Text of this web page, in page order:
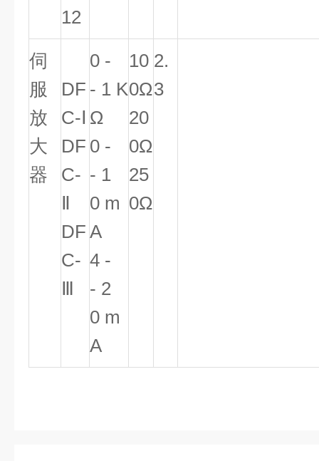
12
伺
服
放
大
器
DF
C-Ⅰ
DF
C-
Ⅱ
DF
C-
Ⅲ
0 -
- 1 K
Ω
0 -
- 1
0 m
A
4 -
- 2
0 m
A
10
0Ω
20
0Ω
25
0Ω
2.
3